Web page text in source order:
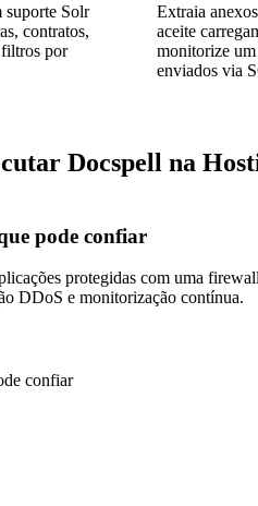
suporte Solr
contratos,
por
Extraia
aceite
monitorize
enviados via
Docspell na
pode confiar
protegidas com uma firewall
DDoS e monitorização contínua.